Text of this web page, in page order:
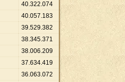
40.322.074
40.057.183
39.529.382
38.345.371
38.006.209
37.634.419
36.063.072